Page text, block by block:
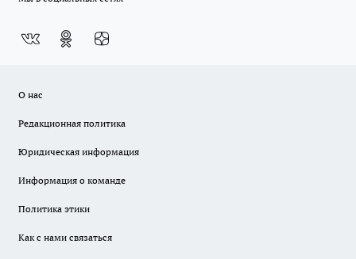
О нас
Редакционная политика
Юридическая информация
Информация о команде
Политика этики
Как с нами связаться